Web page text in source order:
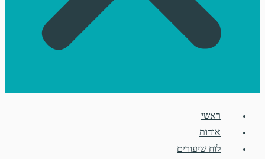
ראשי
אודות
לוח שיעורים